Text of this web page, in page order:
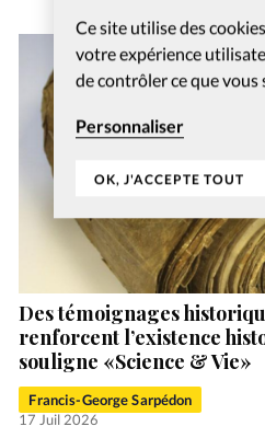
Ce site utilise des
votre expérience
de contrôler ce que vous
Personnaliser
OK, J'ACCEPTE TOUT
Des témoignages
renforcent l’existence
souligne «Science & Vie»
Francis-George Sarpédon
17 Juil 2026